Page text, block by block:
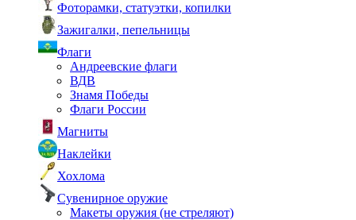
Фоторамки, статуэтки, копилки
Зажигалки, пепельницы
Флаги
Андреевские флаги
ВДВ
Знамя Победы
Флаги России
Магниты
Наклейки
Хохлома
Сувенирное оружие
Макеты оружия (не стреляют)